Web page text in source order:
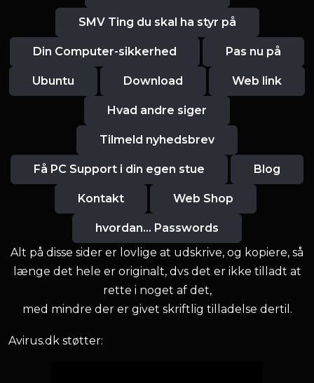
SMV Ting du skal ha styr på
Din Computer-sikkerhed Pas nu på
Ubuntu Download Web link
Hvad andre siger
Tilmeld nyhedsbrev
Få PC Support i din egen stue Blog
Kontakt Web Shop
hvordan... Passwords
Alt på disse sider er lovlige at udskrive, og kopiere, så
længe det hele er originalt, dvs det er ikke tilladt at
rette i noget af det,
med mindre der er givet skriftlig tilladelse dertil.
Avirus.dk støtter: